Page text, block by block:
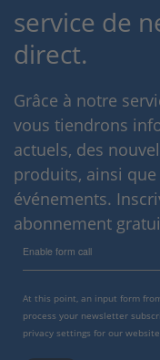
service de
direct.
Grâce à notre
vous tiendrons
actuels, des
produits, ainsi
événements.
abonnement
Enable form call
At this point, an input form
process your newsletter
privacy settings for our website.